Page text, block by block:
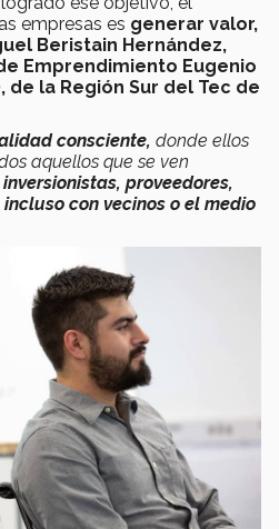
empresas es generar valor,
Beristain Hernández,
Emprendimiento Eugenio
de la Región Sur del Tec de
consciente, donde ellos
aquellos que se ven
inversionistas, proveedores,
con vecinos o el medio